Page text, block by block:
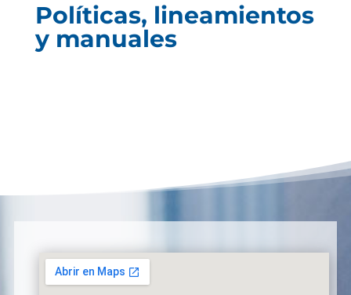
Políticas, lineamientos
y manuales